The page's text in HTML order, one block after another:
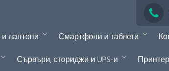
лаптопи Смартфони и таблети
Сървъри, сториджи и UPS-и